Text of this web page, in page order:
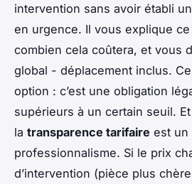
intervention sans avoir établi
en urgence. Il vous explique ce
combien cela coûtera, et vous
global - déplacement inclus. Ce
option : c’est une obligation
supérieurs à un certain seuil.
la transparence tarifaire est un
professionnalisme. Si le prix
d’intervention (pièce plus